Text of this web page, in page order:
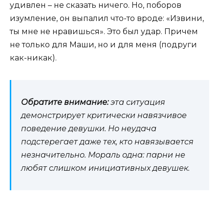
удивлен – не сказать ничего. Но, поборов
изумление, он выпалил что-то вроде: «Извини,
ты мне не нравишься». Это был удар. Причем
не только для Маши, но и для меня (подруги
как-никак).
Обратите внимание:эта ситуация
демонстрирует критически навязчивое
поведение девушки. Но неудача
подстерегает даже тех, кто навязывается
незначительно. Мораль одна: парни не
любят слишком инициативных девушек.